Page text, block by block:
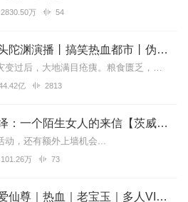
2830.50万 54
第九特区丨头陀渊演播丨搞笑热血都市丨伪戒丨VIP免费多人有声剧
【内容简介】灾变过后，大地满目疮痍。粮食匮乏，资源紧俏，局势混乱……一位从待规划区杀出来的青年，背对着漫天黄沙，孤身来到九区谋生，却不曾想偶然结识三五好友，一念...
亿 2813
演员宋佳演绎：一个陌生女人的来信【茨威格小说集】
动，还有额外上墙机会...
101.26万 73
蛊真人｜大爱仙尊｜热血｜老宝玉｜多人VIP免费有声剧